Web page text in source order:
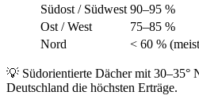
Südost / Südwest 90–95 %
Ost / West
75–85 %
Nord
< 60 %
💡 Südorientierte Dächer mit 30–35°
Deutschland die höchsten Erträge.